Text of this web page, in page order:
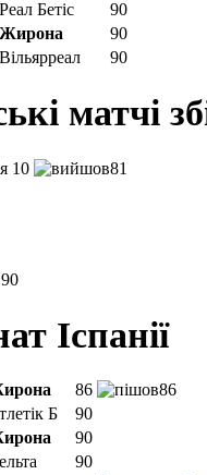
Реал Бетіс
90
Жирона
90
Вільярреал 90
матчі
10 81
90
Іспанії
86
86
Б
90
90
90